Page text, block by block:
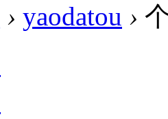
› yaodatou ›